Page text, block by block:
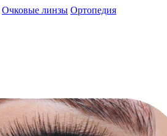
Очковые линзы Ортопедия